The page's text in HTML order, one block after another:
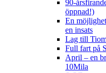
90-
öppnad!)
En
en insats
Lag till
Full fart på
April – en
10Mila